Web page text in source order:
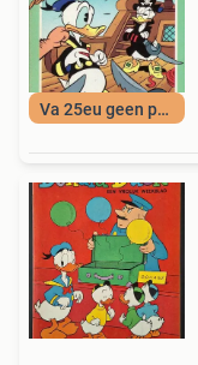
Va 25eu geen porto